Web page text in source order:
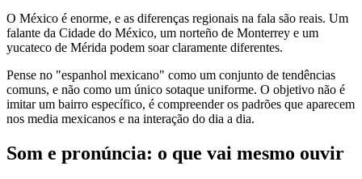
O México é enorme, e as diferenças regionais na fala são reais. Um
falante da Cidade do México, um norteño de Monterrey e um
yucateco de Mérida podem soar claramente diferentes.
Pense no "espanhol mexicano" como um conjunto de tendências
comuns, e não como um único sotaque uniforme. O objetivo não é
imitar um bairro específico, é compreender os padrões que aparecem
nos media mexicanos e na interação do dia a dia.
Som e pronúncia: o que vai mesmo ouvir